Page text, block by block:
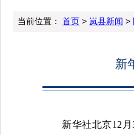
当前位置： 首页 > 岚县新闻 >
新
新华社北京12